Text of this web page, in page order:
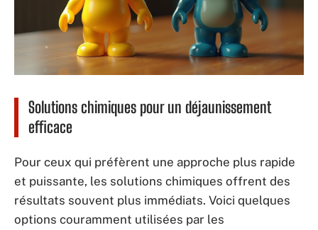
Solutions chimiques pour un déjaunissement
efficace
Pour ceux qui préfèrent une approche plus rapide
et puissante, les solutions chimiques offrent des
résultats souvent plus immédiats. Voici quelques
options couramment utilisées par les